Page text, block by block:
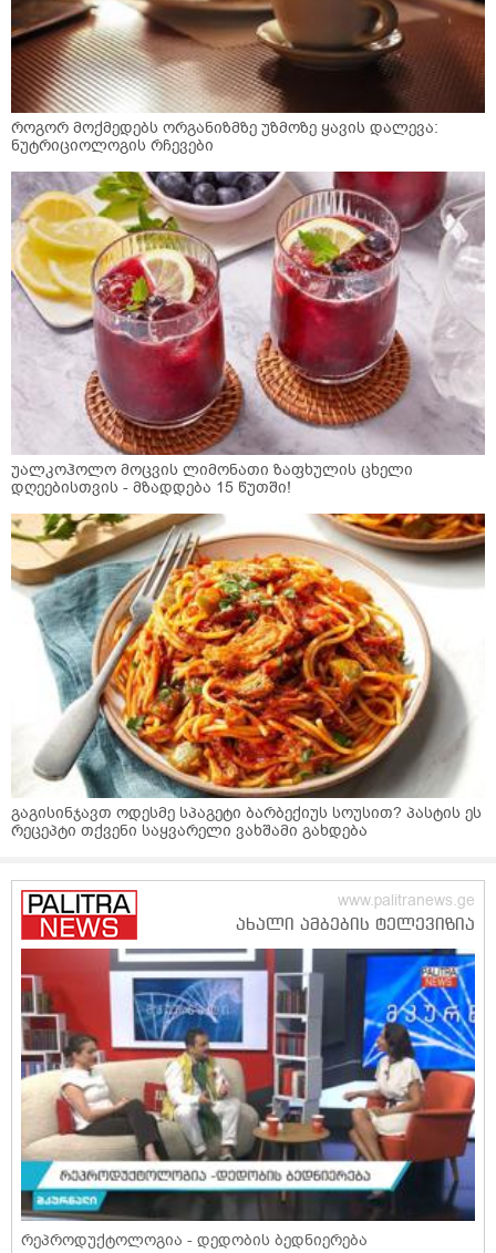
როგორ მოქმედებს ორგანიზმზე უზმოზე ყავის დალევა:
ნუტრიციოლოგის რჩევები
უალკოჰოლო მოცვის ლიმონათი ზაფხულის ცხელი
დღეებისთვის - მზადდება 15 წუთში!
გაგისინჯავთ ოდესმე სპაგეტი ბარბექიუს სოუსით? პასტის ეს
რეცეპტი თქვენი საყვარელი ვახშამი გახდება
რეპროდუქტოლოგია - დედობის ბედნიერება